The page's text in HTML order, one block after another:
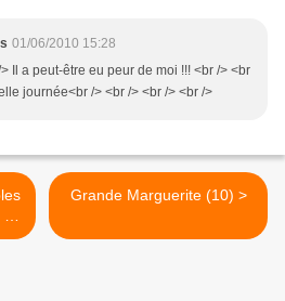
01/06/2010 15:28
Il a peut-être eu peur de moi !!! <br /> <br
journée<br /> <br /> <br /> <br />
Grande Marguerite (10) >